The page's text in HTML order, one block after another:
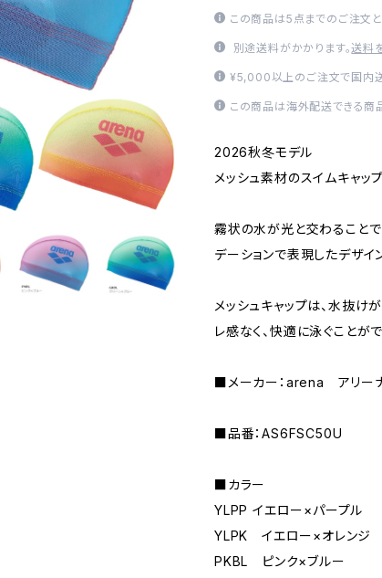
この商品は5点までのご注文
別途送料がかかります。送料
¥5,000以上のご注文で国内
この商品は海外配送できる商
2026秋冬モデル
メッシュ素材のスイムキャッ
霧状の水が光と交わること
デーションで表現したデザイ
メッシュキャップは、水抜け
レ感なく、快適に泳ぐことが
■メーカー：arena アリー
■品番：AS6FSC50U
■カラー
YLPP イエロー×パープル
YLPK イエロー×オレンジ
PKBL ピンク×ブルー